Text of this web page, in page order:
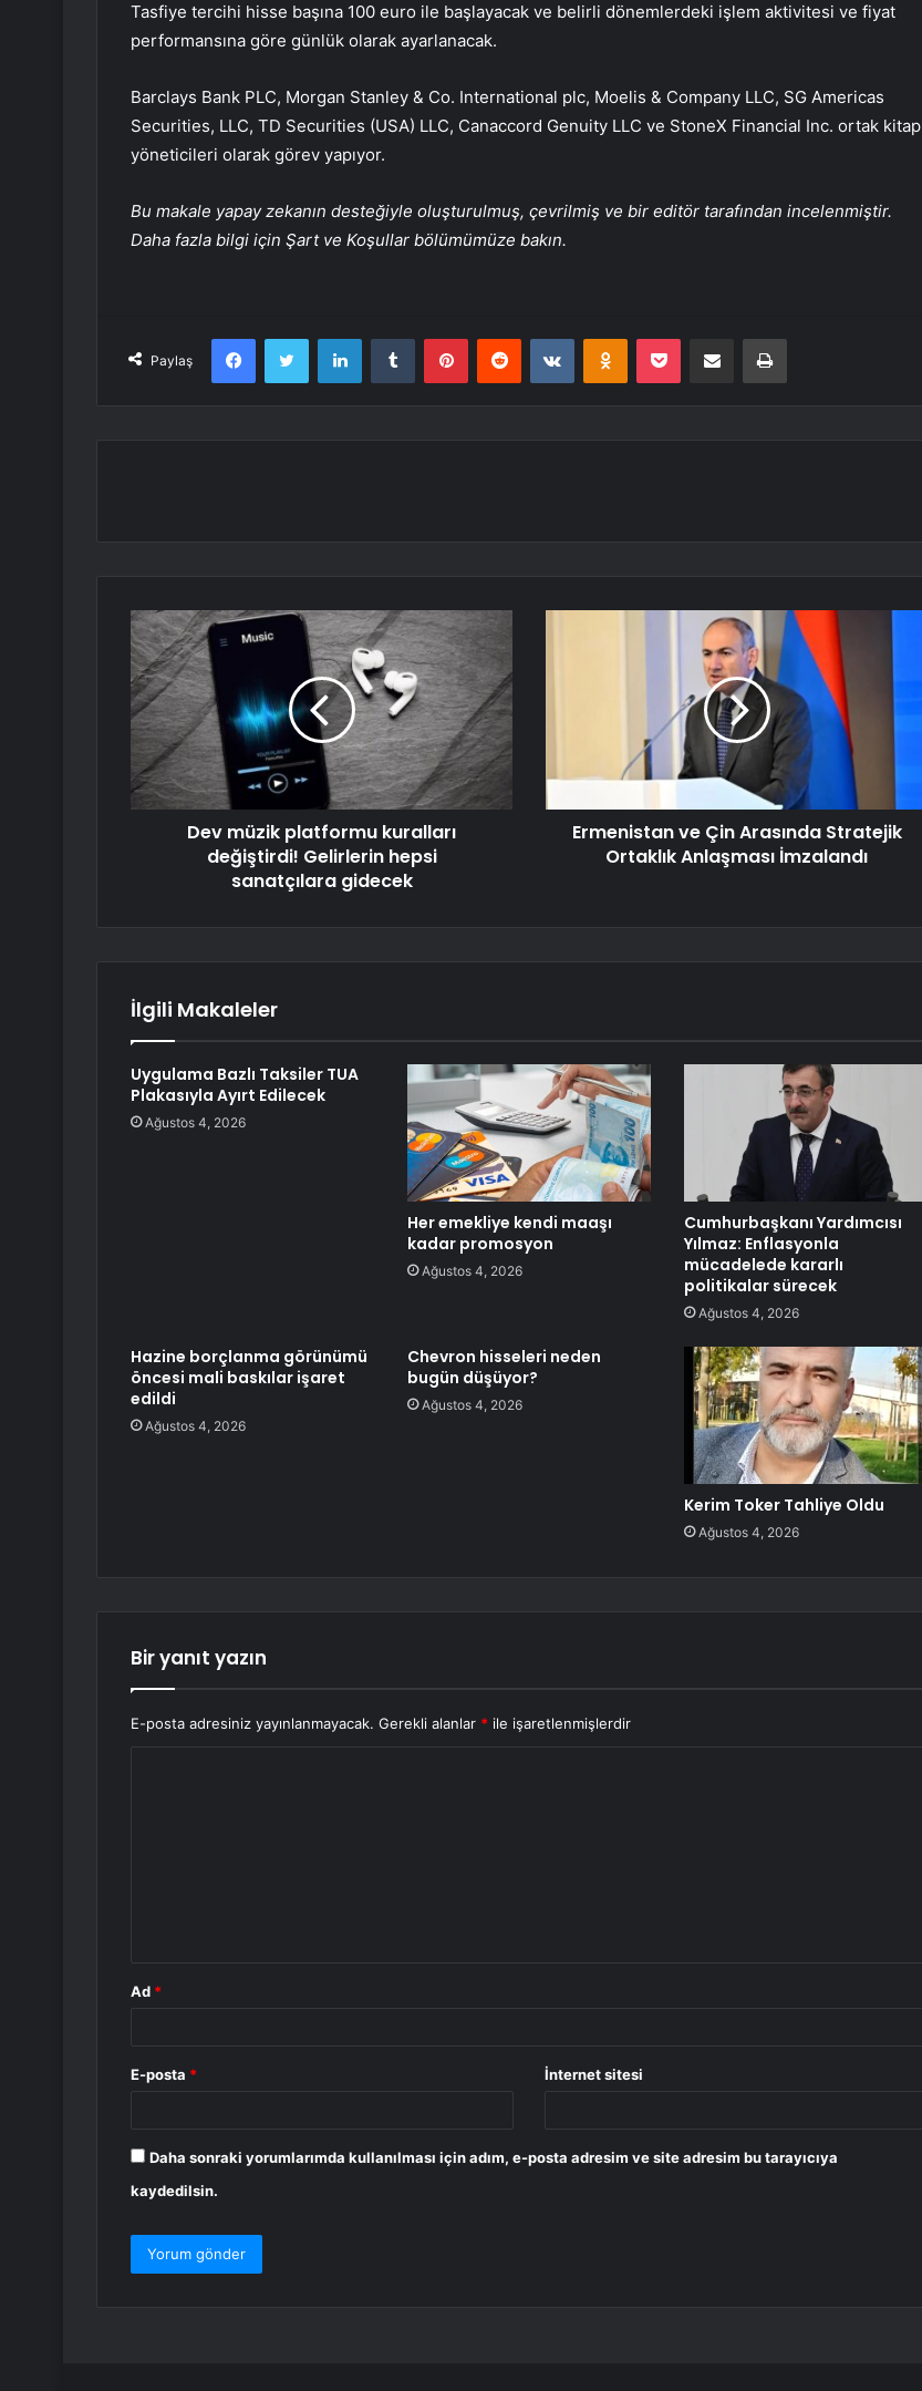
Tasfiye tercihi hisse başına 100 euro ile başlayacak ve belirli dönemlerdeki işlem aktivitesi ve fiyat
performansına göre günlük olarak ayarlanacak.
Barclays Bank PLC, Morgan Stanley & Co. International plc, Moelis & Company LLC, SG Americas
Securities, LLC, TD Securities (USA) LLC, Canaccord Genuity LLC ve StoneX Financial Inc. ortak kitap
yöneticileri olarak görev yapıyor.
Bu makale yapay zekanın desteğiyle oluşturulmuş, çevrilmiş ve bir editör tarafından incelenmiştir.
Daha fazla bilgi için Şart ve Koşullar bölümümüze bakın.
Paylaş
FacebookTwitter LinkedInTumblr PinterestReddit VKontakteOdnoklassniki
Pocket E-Posta ile paylaş Yazdır
Dev müzik platformu kuralları
değiştirdi! Gelirlerin hepsi
sanatçılara gidecek
Ermenistan ve Çin Arasında Stratejik
Ortaklık Anlaşması İmzalandı
İlgili Makaleler
Uygulama Bazlı Taksiler TUA
Plakasıyla Ayırt Edilecek
Ağustos 4, 2026
Her emekliye kendi maaşı
kadar promosyon
Ağustos 4, 2026
Cumhurbaşkanı Yardımcısı
Yılmaz: Enflasyonla
mücadelede kararlı
politikalar sürecek
Ağustos 4, 2026
Hazine borçlanma görünümü
öncesi mali baskılar işaret
edildi
Ağustos 4, 2026
Chevron hisseleri neden
bugün düşüyor?
Ağustos 4, 2026
Kerim Toker Tahliye Oldu
Ağustos 4, 2026
Bir yanıt yazın
E-posta adresiniz yayınlanmayacak. Gerekli alanlar * ile işaretlenmişlerdir
Ad *
E-posta * İnternet sitesi
Daha sonraki yorumlarımda kullanılması için adım, e-posta adresim ve site adresim bu tarayıcıya
kaydedilsin.